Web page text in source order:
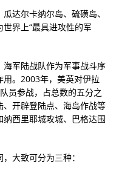
达尔卡纳尔岛、硫磺岛、
界上“最具进攻性的军
军陆战队作为军事战斗序
。2003年，美英对伊拉
员参战，占总数的五分之
开辟登陆点、海岛作战等
西里耶城攻城、巴格达围
大致可分为三种：